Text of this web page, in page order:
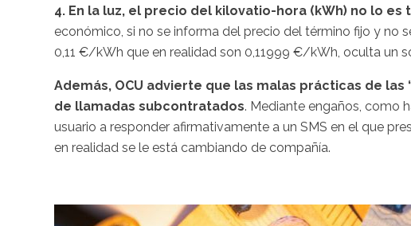
4. En la luz, el precio del kilovatio-hora (kWh) no lo es
económico, si no se informa del precio del término fijo y no
0,11 €/kWh que en realidad son 0,11999 €/kWh, oculta un
Además, OCU advierte que las malas prácticas de
de llamadas subcontratados. Mediante engaños, como
usuario a responder afirmativamente a un SMS en el que
en realidad se le está cambiando de compañía.